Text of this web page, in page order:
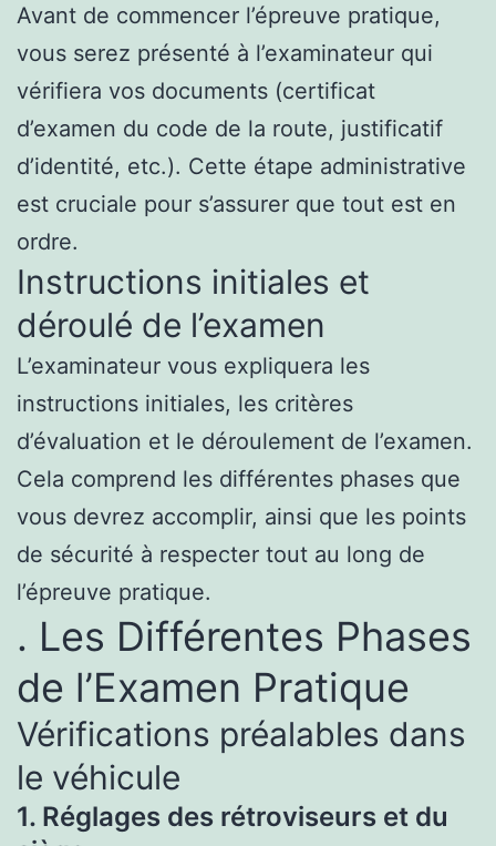
Avant de commencer l’épreuve pratique,
vous serez présenté à l’examinateur qui
vérifiera vos documents (certificat
d’examen du code de la route, justificatif
d’identité, etc.). Cette étape administrative
est cruciale pour s’assurer que tout est en
ordre.
Instructions initiales et
déroulé de l’examen
L’examinateur vous expliquera les
instructions initiales, les critères
d’évaluation et le déroulement de l’examen.
Cela comprend les différentes phases que
vous devrez accomplir, ainsi que les points
de sécurité à respecter tout au long de
l’épreuve pratique.
. Les Différentes Phases
de l’Examen Pratique
Vérifications préalables dans
le véhicule
1. Réglages des rétroviseurs et du